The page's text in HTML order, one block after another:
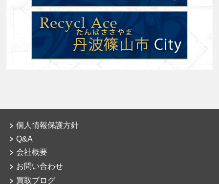
個人情報保護方針
Q&A
会社概要
お問い合わせ
買取ブログ